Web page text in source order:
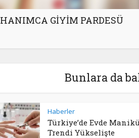
HANIMCA GİYİM PARDESÜ
Bunlara da
Haberler
Türkiye’de Evde
Trendi Yükselişte